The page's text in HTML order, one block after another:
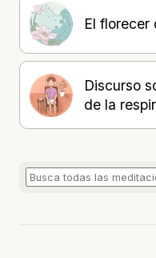
El florecer
Discurso
de la